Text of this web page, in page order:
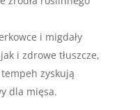
i migdały
i zdrowe tłuszcze,
zyskują
dla mięsa.